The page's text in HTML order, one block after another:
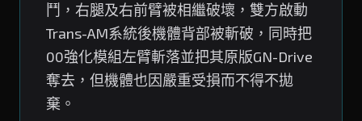
鬥，右腿及右前臂被相繼破壞，雙方啟動
Trans-AM系統後機體背部被斬破，同時把
00強化模組左臂斬落並把其原版GN-Drive
奪去，但機體也因嚴重受損而不得不拋
棄。